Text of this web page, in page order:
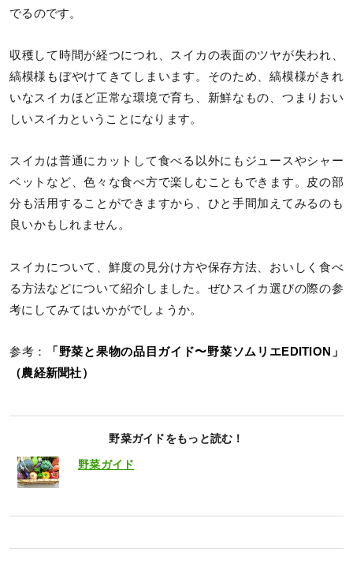
でるのです。
収穫して時間が経つにつれ、スイカの表面のツヤが失われ、
縞模様もぼやけてきてしまいます。そのため、縞模様がきれ
いなスイカほど正常な環境で育ち、新鮮なもの、つまりおい
しいスイカということになります。
スイカは普通にカットして食べる以外にもジュースやシャー
ベットなど、色々な食べ方で楽しむこともできます。皮の部
分も活用することができますから、ひと手間加えてみるのも
良いかもしれません。
スイカについて、鮮度の見分け方や保存方法、おいしく食べ
る方法などについて紹介しました。ぜひスイカ選びの際の参
考にしてみてはいかがでしょうか。
参考：
「野菜と果物の品目ガイド〜野菜ソムリエEDITION」
（農経新聞社）
野菜ガイドをもっと読む！
野菜ガイド